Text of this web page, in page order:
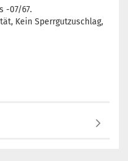
-07/67.
Kein Sperrgutzuschlag,